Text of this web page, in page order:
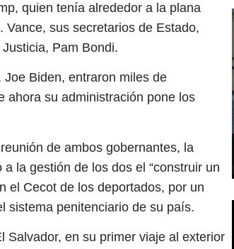
quien tenía alrededor a la plana
sus secretarios de Estado,
Pam Bondi.
Biden, entraron miles de
ahora su administración pone los
de ambos gobernantes, la
la gestión de los dos el “construir un
el Cecot de los deportados, por un
sistema penitenciario de su país.
Salvador, en su primer viaje al exterior